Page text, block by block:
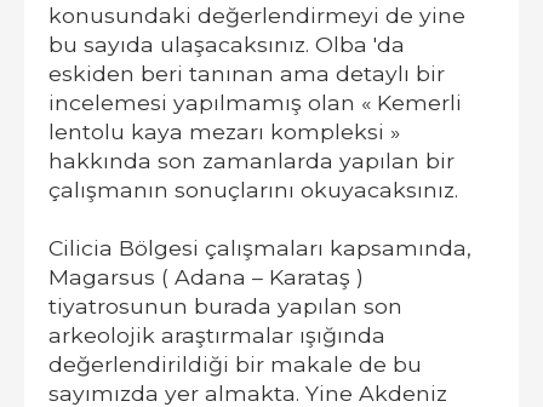
konusundaki değerlendirmeyi de yine
bu sayıda ulaşacaksınız. Olba 'da
eskiden beri tanınan ama detaylı bir
incelemesi yapılmamış olan « Kemerli
lentolu kaya mezarı kompleksi »
hakkında son zamanlarda yapılan bir
çalışmanın sonuçlarını okuyacaksınız.
Cilicia Bölgesi çalışmaları kapsamında,
Magarsus ( Adana – Karataş )
tiyatrosunun burada yapılan son
arkeolojik araştırmalar ışığında
değerlendirildiği bir makale de bu
sayımızda yer almakta. Yine Akdeniz